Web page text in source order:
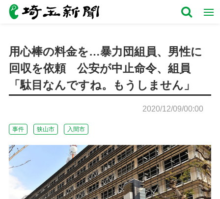
用心棒の料金を…暴力団組員、男性に
回収を依頼 公安が中止命令、組員
「駄目なんですね。もうしません」
2020/12/09/00:00
事件 狭山市 入間市